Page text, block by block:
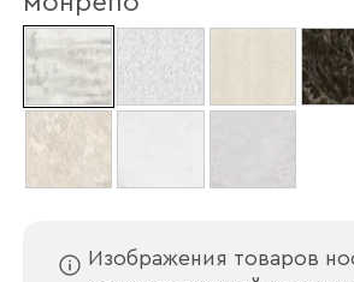
Изображения товаров